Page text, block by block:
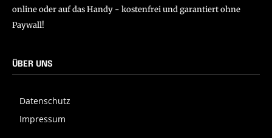
online oder auf das Handy - kostenfrei und garantiert ohne
Paywall!
ÜBER UNS
Datenschutz
Impressum